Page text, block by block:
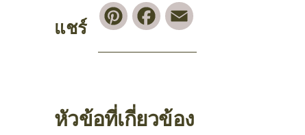
แชร์
PinterestFacebook
หัวข้อที่เกี่ยวข้อง